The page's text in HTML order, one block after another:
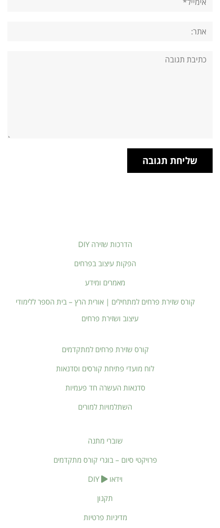
תגובה:
הדרכות שזירה DIY
הפקות עיצוב בפרחים
מאמרים ומידע
קורס שזירת פרחים למתחילים | אורית הרץ – בית הספר ללימודי
עיצוב ושזירת פרחים
קורס שזירת פרחים למתקדמים
לוח מועדי פתיחת קורסים וסדנאות
סדנאות העשרה חד פעמיות
השתלמויות למורים
שוברי מתנה
פרויקטי סיום – בוגרי קורס מתקדמים
וידאו
DIY
תקנון
מדיניות פרטיות